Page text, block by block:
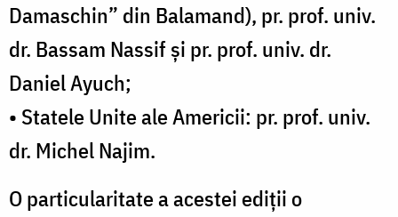
Damaschin” din Balamand), pr. prof. univ.
dr. Bassam Nassif și pr. prof. univ. dr.
Daniel Ayuch;
• Statele Unite ale Americii: pr. prof. univ.
dr. Michel Najim.
O particularitate a acestei ediții o